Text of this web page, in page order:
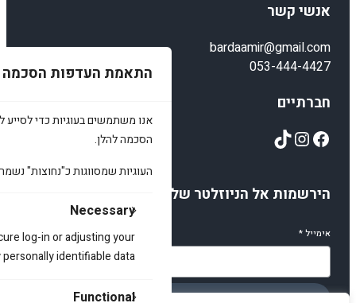
התאמת העדפות הסכמה
אנו משתמשים בעוגיות כדי לסייע
הסכמה להלן.
העוגיות שמסווגות כ"נחוצות"
Necessary
log-in or adjusting your
identifiable data.
Functional
אנשי קשר
bardaamir@gmail.com
053-444-4427
חברתיים
Facebook
Instagram
TikTok
הירשמות אל הניוזלטר שלנו
אימייל*